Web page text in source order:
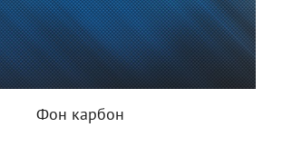
Фон карбон